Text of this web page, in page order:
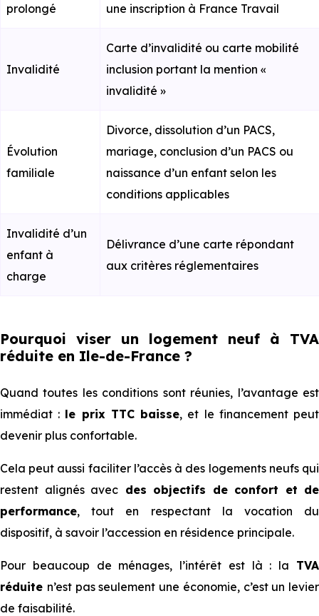
prolongé
une inscription à France Travail
Invalidité
Carte d’invalidité ou carte mobilité
inclusion portant la mention «
invalidité »
Évolution
familiale
Divorce, dissolution d’un PACS,
mariage, conclusion d’un PACS ou
naissance d’un enfant selon les
conditions applicables
Invalidité d’un
enfant à
charge
Délivrance d’une carte répondant
aux critères réglementaires
Pourquoi viser un logement neuf à TVA
réduite en Ile-de-France ?
Quand toutes les conditions sont réunies, l’avantage est
immédiat : le prix TTC baisse, et le financement peut
devenir plus confortable.
Cela peut aussi faciliter l’accès à des logements neufs qui
restent alignés avec des objectifs de confort et de
performance, tout en respectant la vocation du
dispositif, à savoir l’accession en résidence principale.
Pour beaucoup de ménages, l’intérêt est là : la TVA
réduite n’est pas seulement une économie, c’est un levier
de faisabilité.